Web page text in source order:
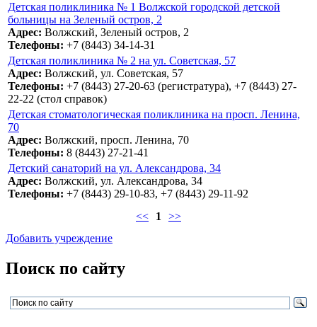
Детская поликлиника № 1 Волжской городской детской
больницы на Зеленый остров, 2
Адрес: Волжский, Зеленый остров, 2
Телефоны: +7 (8443) 34-14-31
Детская поликлиника № 2 на ул. Советская, 57
Адрес: Волжский, ул. Советская, 57
Телефоны: +7 (8443) 27-20-63 (регистратура), +7 (8443) 27-
22-22 (стол справок)
Детская стоматологическая поликлиника на просп. Ленина,
70
Адрес: Волжский, просп. Ленина, 70
Телефоны: 8 (8443) 27-21-41
Детский санаторий на ул. Александрова, 34
Адрес: Волжский, ул. Александрова, 34
Телефоны: +7 (8443) 29-10-83, +7 (8443) 29-11-92
<<
1 >>
Добавить учреждение
Поиск по сайту